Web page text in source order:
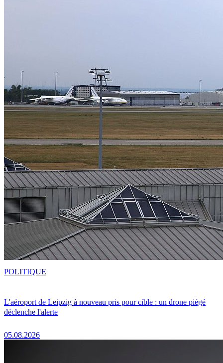
L'aéroport de Leipzig à nouveau pris pour cible : un drone piégé
déclenche l'alerte
05.08.2026
POLITIQUE